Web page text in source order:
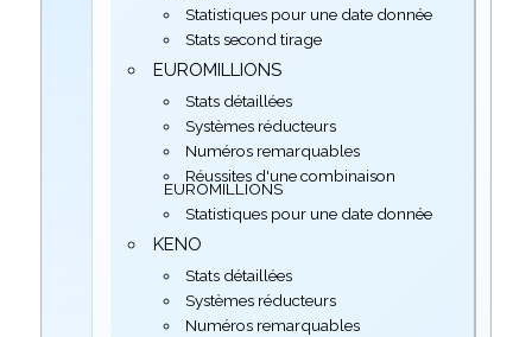
Statistiques pour une date donnée
Stats second tirage
EUROMILLIONS
Stats détaillées
Systèmes réducteurs
Numéros remarquables
Réussites d'une combinaison
EUROMILLIONS
Statistiques pour une date donnée
KENO
Stats détaillées
Systèmes réducteurs
Numéros remarquables